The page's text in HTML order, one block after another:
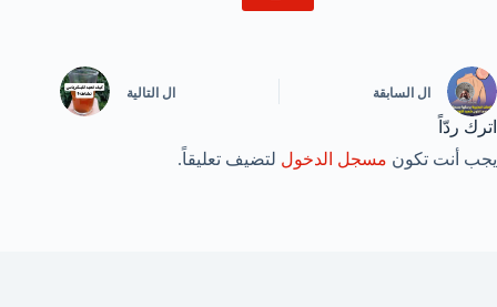
ال السابقة ال التالية
اترك ردّاً
يجب أنت تكون مسجل الدخول لتضيف تعليقاً.